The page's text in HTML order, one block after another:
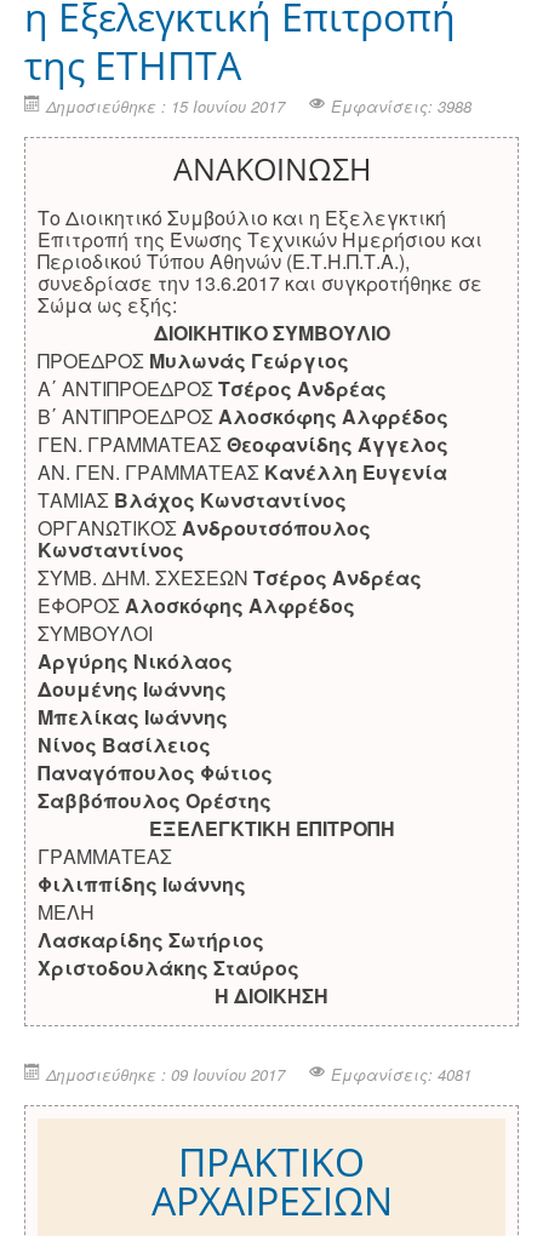
η Εξελεγκτική Επιτροπή
της ΕΤΗΠΤΑ
Δημοσιεύθηκε : 15 Ιουνίου 2017 Εμφανίσεις: 3988
ΑΝΑΚΟΙΝΩΣΗ
Το Διοικητικό Συμβούλιο και η Εξελεγκτική
Επιτροπή της Ένωσης Τεχνικών Ημερήσιου και
Περιοδικού Τύπου Αθηνών (Ε.Τ.Η.Π.Τ.Α.),
συνεδρίασε την 13.6.2017 και συγκροτήθηκε σε
Σώμα ως εξής:
ΔΙΟΙΚΗΤΙΚΟ ΣΥΜΒΟΥΛΙΟ
ΠΡΟΕΔΡΟΣ Μυλωνάς Γεώργιος
Α΄ ΑΝΤΙΠΡΟΕΔΡΟΣΤσέρος Ανδρέας
Β΄ ΑΝΤΙΠΡΟΕΔΡΟΣΑλοσκόφης Αλφρέδος
ΓΕΝ. ΓΡΑΜΜΑΤΕΑΣΘεοφανίδης Άγγελος
ΑΝ. ΓΕΝ. ΓΡΑΜΜΑΤΕΑΣ Κανέλλη Ευγενία
ΤΑΜΙΑΣ Βλάχος Κωνσταντίνος
ΟΡΓΑΝΩΤΙΚΟΣΑνδρουτσόπουλος
Κωνσταντίνος
ΣΥΜΒ. ΔΗΜ. ΣΧΕΣΕΩΝ Τσέρος Ανδρέας
ΕΦΟΡΟΣΑλοσκόφης Αλφρέδος
ΣΥΜΒΟΥΛΟΙ
Αργύρης Νικόλαος
Δουμένης Ιωάννης
Μπελίκας Ιωάννης
Νίνος Βασίλειος
Παναγόπουλος Φώτιος
Σαββόπουλος Ορέστης
ΕΞΕΛΕΓΚΤΙΚΗ ΕΠΙΤΡΟΠΗ
ΓΡΑΜΜΑΤΕΑΣ
Φιλιππίδης Ιωάννης
ΜΕΛΗ
Λασκαρίδης Σωτήριος
Χριστοδουλάκης Σταύρος
Η ΔΙΟΙΚΗΣΗ
Δημοσιεύθηκε : 09 Ιουνίου 2017 Εμφανίσεις: 4081
ΠΡΑΚΤΙΚΟ
ΑΡΧΑΙΡΕΣΙΩΝ